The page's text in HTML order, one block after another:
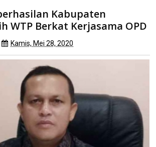
Kabupaten Anambas Raih WTP Berkat
Kabupaten
WTP Berkat Kerjasama OPD
Kamis, Mei 28, 2020